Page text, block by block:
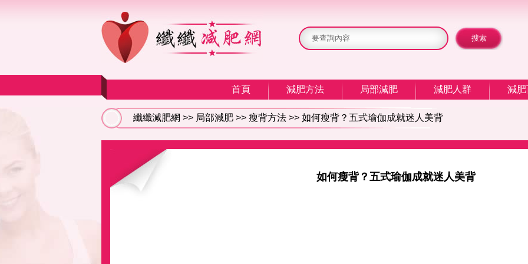
首頁 減肥方法 局部減肥 減肥人群 減
纖纖減肥網 >> 局部減肥 >> 瘦背方法 >> 如何瘦背？五式瑜伽成就迷人美背
如何瘦背？五式瑜伽成就迷人美背